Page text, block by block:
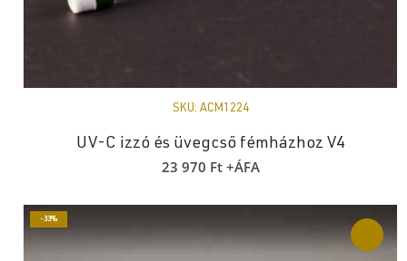
SKU: ACM1224
UV-C izzó és üvegcső fémházhoz V4
23 970 Ft+ÁFA
-33%